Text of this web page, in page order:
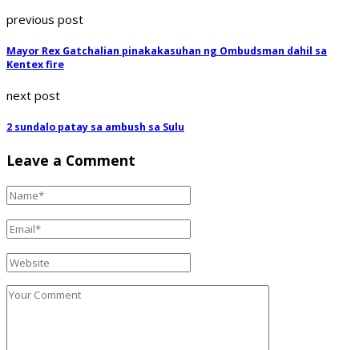
previous post
Mayor Rex Gatchalian pinakakasuhan ng Ombudsman dahil sa
Kentex fire
next post
2 sundalo patay sa ambush sa Sulu
Leave a Comment